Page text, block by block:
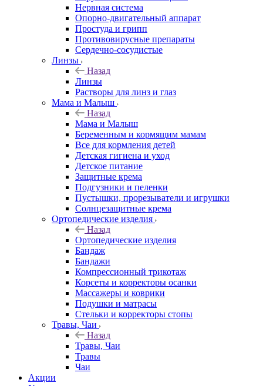
Нервная система
Опорно-двигательный аппарат
Простуда и грипп
Противовирусные препараты
Сердечно-сосудистые
Линзы
Назад
Линзы
Растворы для линз и глаз
Мама и Малыш
Назад
Мама и Малыш
Беременным и кормящим мамам
Все для кормления детей
Детская гигиена и уход
Детское питание
Защитные крема
Подгузники и пеленки
Пустышки, прорезыватели и игрушки
Солнцезащитные крема
Ортопедические изделия
Назад
Ортопедические изделия
Бандаж
Бандажи
Компрессионный трикотаж
Корсеты и корректоры осанки
Массажеры и коврики
Подушки и матрасы
Стельки и корректоры стопы
Травы, Чаи
Назад
Травы, Чаи
Травы
Чаи
Акции